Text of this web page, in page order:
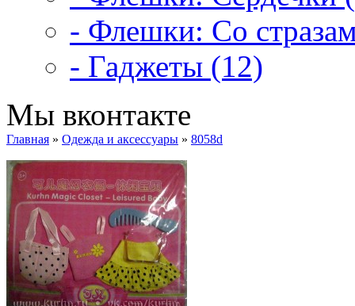
- Флешки: Со
- Гаджеты (12)
Мы вконтакте
Главная » Одежда и аксессуары » 8058d